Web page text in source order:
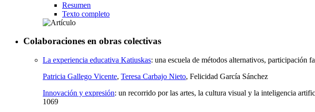
Resumen
Texto completo
Colaboraciones en obras colectivas
La experiencia educativa Katiuskas: una escuela de métodos alternativos, participación
Patricia Gallego Vicente, Teresa Carbajo Nieto, Felicidad García Sánchez
Innovación y expresión: un recorrido por las artes, la cultura visual y la inteligencia
1069